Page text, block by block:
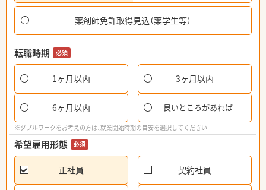
薬剤師免許取得見込（薬学生等）
転職時期 必須
1ヶ月以内 3ヶ月以内
6ヶ月以内 良いところがあれば
※ダブルワークをお考えの方は、就業開始時期の目安を選択してください
希望雇用形態 必須
正社員 契約社員